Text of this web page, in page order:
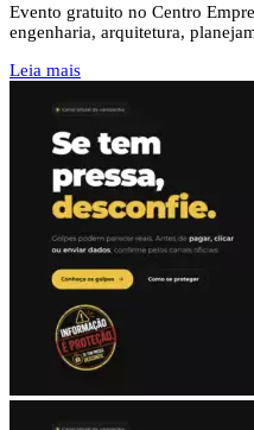
Evento gratuito no Centro
engenharia, arquitetura,
Leia mais